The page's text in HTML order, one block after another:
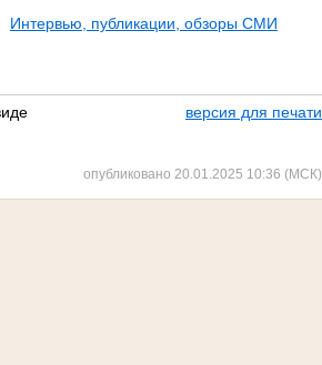
Интервью, публикации, обзоры СМИ
версия для печати
опубликовано 20.01.2025 10:36 (МСК)